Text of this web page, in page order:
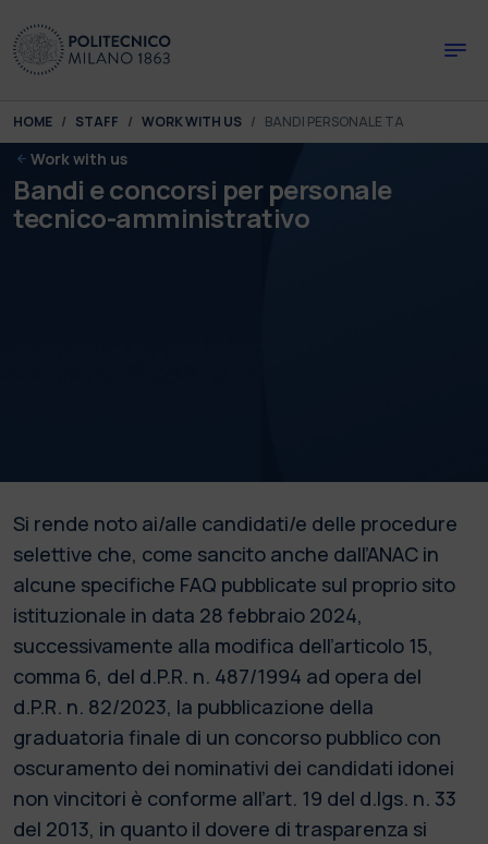
You are here:
HOME STAFF WORK WITH US BANDI PERSONALE TA
Work with us
Bandi e concorsi per personale
tecnico-amministrativo
Si rende noto ai/alle candidati/e delle procedure
selettive che, come sancito anche dall’ANAC in
alcune specifiche FAQ pubblicate sul proprio sito
istituzionale in data 28 febbraio 2024,
successivamente alla modifica dell’articolo 15,
comma 6, del d.P.R. n. 487/1994 ad opera del
d.P.R. n. 82/2023, la pubblicazione della
graduatoria finale di un concorso pubblico con
oscuramento dei nominativi dei candidati idonei
non vincitori è conforme all’art. 19 del d.lgs. n. 33
del 2013, in quanto il dovere di trasparenza si